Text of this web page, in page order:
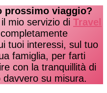
prossimo viaggio?
mio servizio di Travel
tuoi interessi, sul tuo
famiglia, per farti
con la tranquillità di
su misura.